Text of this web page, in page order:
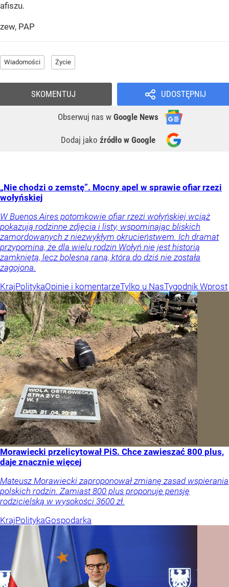
afiszu.
zew, PAP
Wiadomości Życie
UDOSTĘPNIJ
Obserwuj nas w Google News
Dodaj jako źródło w Google
SKOMENTUJ
„Nie chodzi o zemstę”. Mocny apel w sprawie ofiar rzezi
wołyńskiej
W Buenos Aires potomkowie ofiar rzezi wołyńskiej wciąż
pokazują rodzinne zdjęcia i listy, wspominając bliskich
zamordowanych z niezwykłym okrucieństwem. Ich dramat
przypomina, że dla wielu rodzin Wołyń nie jest historią
zamkniętą, lecz bolesną raną, która do dziś nie została
zagojona.
KrajPolitykaOpinie i komentarzeTylko u NasTygodnik Wprost
Morawiecki przelicytował PiS. Chce zawieszać 800 plus,
daje znacznie więcej
Mateusz Morawiecki zaproponował zmianę zasad wspierania
polskich rodzin. Zamiast 800 plus proponuje pensję
rodzicielską w wysokości 3600 zł.
KrajPolitykaGospodarka